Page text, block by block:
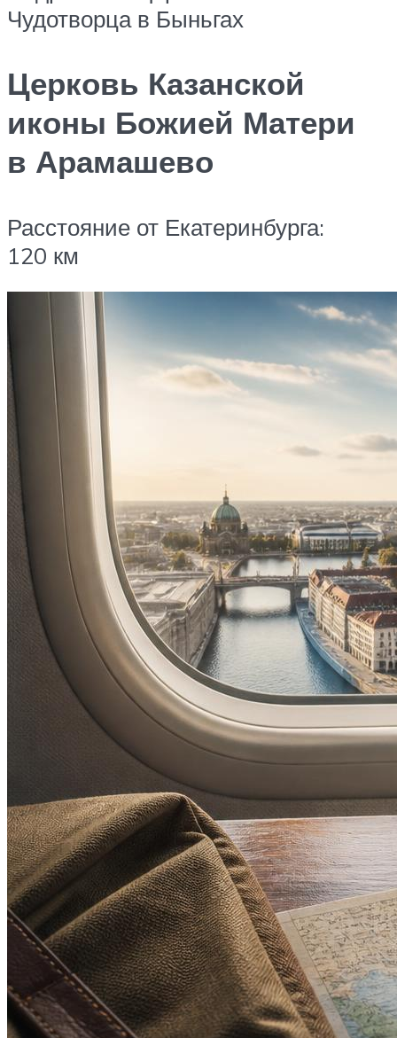
Чудотворца в Быньгах
Церковь Казанской
иконы Божией Матери
в Арамашево
Расстояние от Екатеринбурга:
120 км